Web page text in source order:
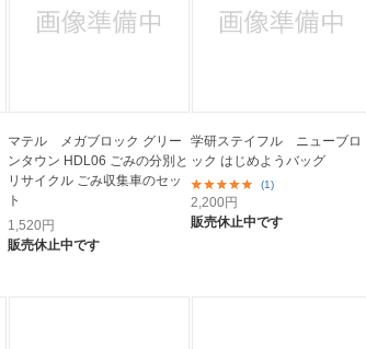
マテル メガブロック グリー
ンタウン HDL06 ごみの分別と
リサイクル ごみ収集車のセッ
ト
1,520円
販売休止中です
学研ステイフル ニューブロ
ック はじめようバッグ
(1)
2,200円
販売休止中です